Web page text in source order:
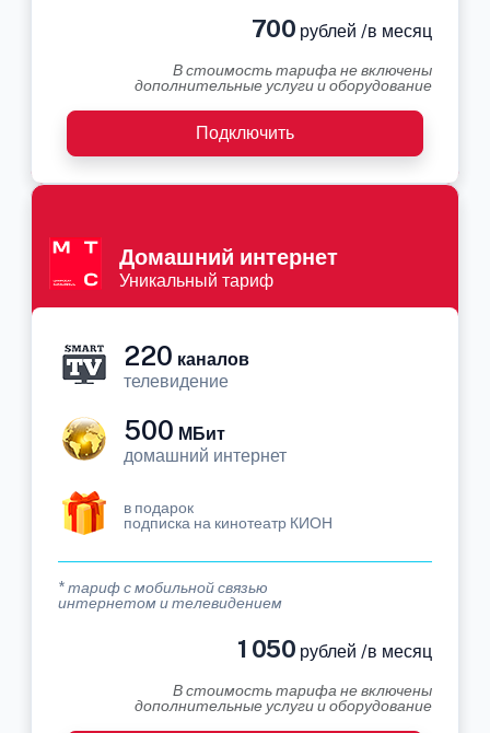
700 рублей /в месяц
В стоимость тарифа не включены
дополнительные услуги и оборудование
Подключить
Домашний интернет
Уникальный тариф
220 каналов
телевидение
500 МБит
домашний интернет
в подарок
подписка на кинотеатр КИОН
* тариф с мобильной связью
интернетом и телевидением
1 050 рублей /в месяц
В стоимость тарифа не включены
дополнительные услуги и оборудование